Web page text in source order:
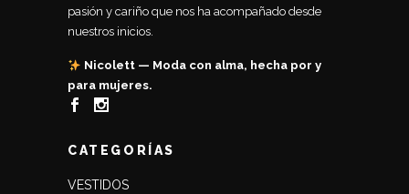
pasión y cariño que nos ha acompañado desde
nuestros inicios.
Nicolett — Moda con alma, hecha por y
para mujeres.
CATEGORÍAS
VESTIDOS